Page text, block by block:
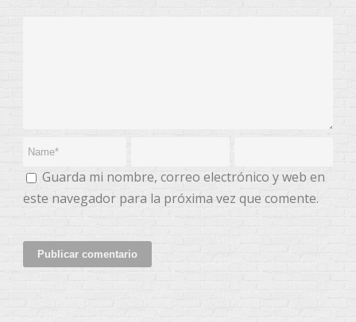
Guarda mi nombre, correo electrónico y web en
este navegador para la próxima vez que comente.